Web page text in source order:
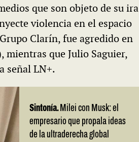
que son objeto de su ira
violencia en el espacio
Clarín, fue agredido en
que Julio Saguier,
señal LN+.
Sintonía. Milei con Musk: el
empresario que propala ideas
de la ultraderecha global